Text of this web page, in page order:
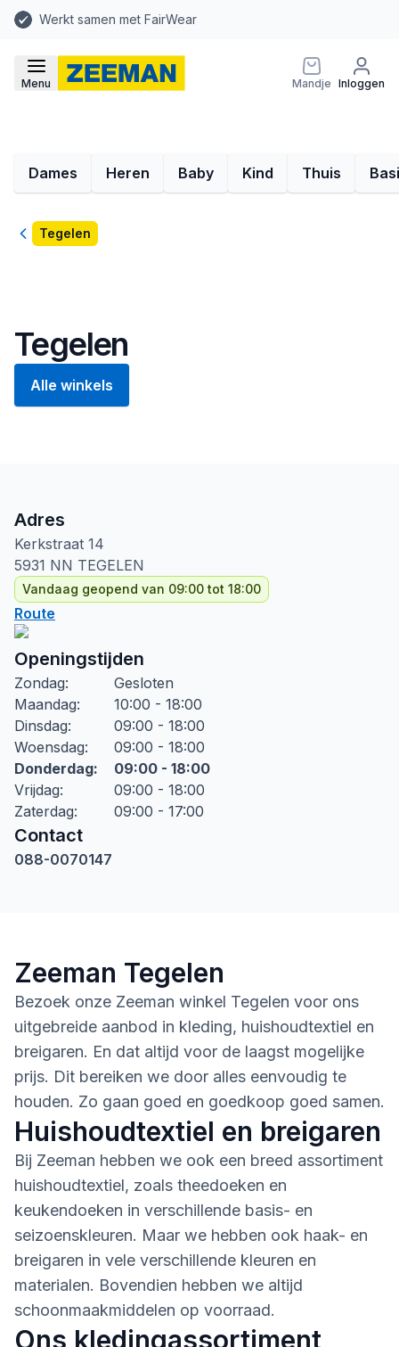
Werkt samen met FairWear
Menu Mandje Inloggen
Dames Heren Baby Kind Thuis
TerugTegelen
Tegelen
Alle winkels
Adres
Kerkstraat 14
5931 NN TEGELEN
Vandaag geopend van 09:00 tot 18:00
Route
Openingstijden
Zondag:
Gesloten
Maandag:
10:00 - 18:00
Dinsdag:
09:00 - 18:00
Woensdag:
09:00 - 18:00
Donderdag:
09:00 - 18:00
Vrijdag:
09:00 - 18:00
Zaterdag: 09:00 - 17:00
Contact
088-0070147
Zeeman Tegelen
Bezoek onze Zeeman winkel Tegelen voor ons
uitgebreide aanbod in kleding, huishoudtextiel en
breigaren. En dat altijd voor de laagst mogelijke
prijs. Dit bereiken we door alles eenvoudig te
houden. Zo gaan goed en goedkoop goed samen.
Huishoudtextiel en breigaren
Bij Zeeman hebben we ook een breed assortiment
huishoudtextiel, zoals theedoeken en
keukendoeken in verschillende basis- en
seizoenskleuren. Maar we hebben ook haak- en
breigaren in vele verschillende kleuren en
materialen. Bovendien hebben we altijd
schoonmaakmiddelen op voorraad.
Ons kledingassortiment